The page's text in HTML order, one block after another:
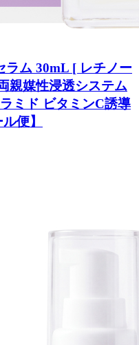
ラム 30mL [ レチノー
親媒性浸透システム
ミド ビタミンC誘導
便】